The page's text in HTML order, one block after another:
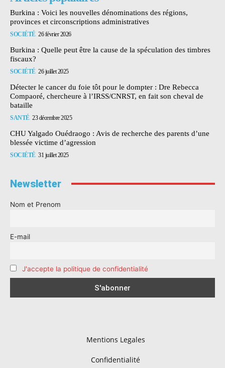
Burkina : Voici les nouvelles dénominations des régions,
provinces et circonscriptions administratives
SOCIÉTÉ 26 février 2026
Burkina : Quelle peut être la cause de la spéculation des timbres
fiscaux?
SOCIÉTÉ 26 juillet 2025
Détecter le cancer du foie tôt pour le dompter : Dre Rebecca
Compaoré, chercheure à l’IRSS/CNRST, en fait son cheval de
bataille
SANTÉ 23 décembre 2025
CHU Yalgado Ouédraogo : Avis de recherche des parents d’une
blessée victime d’agression
SOCIÉTÉ 31 juillet 2025
Newsletter
Nom et Prenom
E-mail
J'accepte la politique de confidentialité
Mentions Legales
Confidentialité